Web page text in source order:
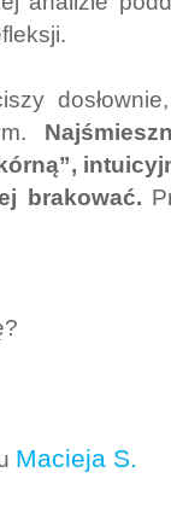
brakować.
Macieja S.